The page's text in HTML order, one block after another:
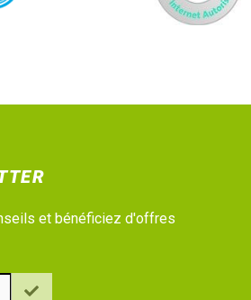
et bénéficiez d'offres